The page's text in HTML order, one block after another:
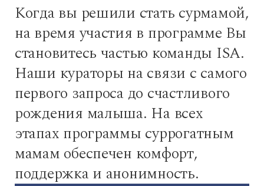
Когда вы решили стать сурмамой,
на время участия в программе Вы
становитесь частью команды ISA.
Наши кураторы на связи с самого
первого запроса до счастливого
рождения малыша. На всех
этапах программы суррогатным
мамам обеспечен комфорт,
поддержка и анонимность.